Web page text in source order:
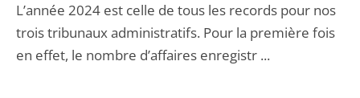
L’année 2024 est celle de tous les records pour nos
trois tribunaux administratifs. Pour la première fois
en effet, le nombre d’affaires enregistr ...